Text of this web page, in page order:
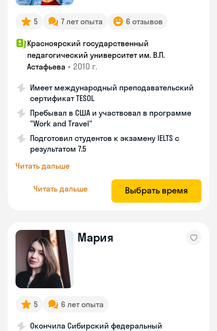
5 7 лет опыта 6 отзывов
Красноярский государственный
педагогический университет им. В.П.
Астафьева • 2010 г.
Имеет международный преподавательский
сертификат TESOL
Пребывал в США и участвовал в программе
"Work and Travel"
Подготовил студентов к экзамену IELTS с
результатом 7.5
Читать дальше
Читать дальше Выбрать время
Мария
5 6 лет опыта
Окончила Сибирский федеральный